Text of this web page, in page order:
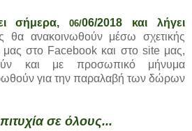
σήμερα, 06/06/2018 και λήγει
θα ανακοινωθούν μέσω σχετικής
μας στο Facebook και στο site μας,
και με προσωπικό μήνυμα
για την παραλαβή των δώρων
σε όλους...